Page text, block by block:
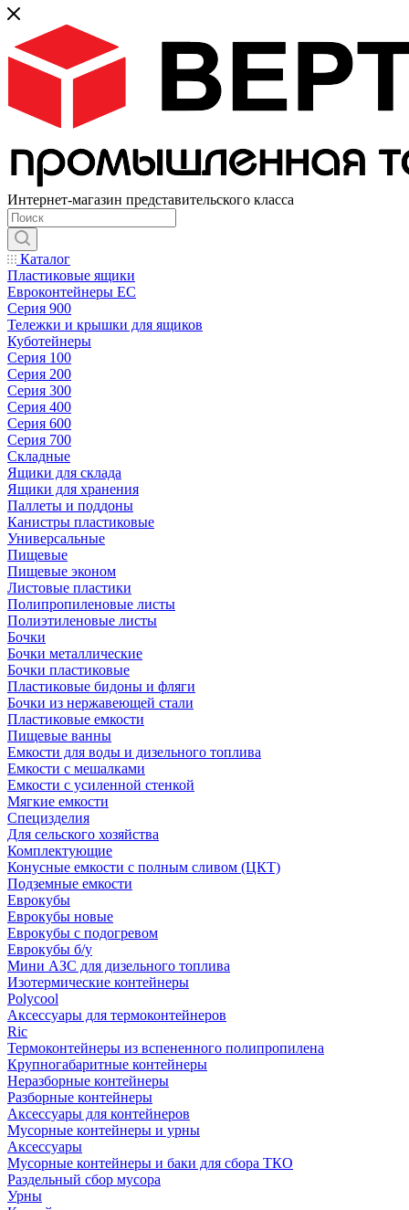
Интернет-магазин представительского класса
Каталог
Пластиковые ящики
Евроконтейнеры ЕС
Серия 900
Тележки и крышки для ящиков
Куботейнеры
Серия 100
Серия 200
Серия 300
Серия 400
Серия 600
Серия 700
Складные
Ящики для склада
Ящики для хранения
Паллеты и поддоны
Канистры пластиковые
Универсальные
Пищевые
Пищевые эконом
Листовые пластики
Полипропиленовые листы
Полиэтиленовые листы
Бочки
Бочки металлические
Бочки пластиковые
Пластиковые бидоны и фляги
Бочки из нержавеющей стали
Пластиковые емкости
Пищевые ванны
Емкости для воды и дизельного топлива
Емкости с мешалками
Емкости с усиленной стенкой
Мягкие емкости
Специзделия
Для сельского хозяйства
Комплектующие
Конусные емкости с полным сливом (ЦКТ)
Подземные емкости
Еврокубы
Еврокубы новые
Еврокубы с подогревом
Еврокубы б/у
Мини АЗС для дизельного топлива
Изотермические контейнеры
Polycool
Аксессуары для термоконтейнеров
Ric
Термоконтейнеры из вспененного полипропилена
Крупногабаритные контейнеры
Неразборные контейнеры
Разборные контейнеры
Аксессуары для контейнеров
Мусорные контейнеры и урны
Аксессуары
Мусорные контейнеры и баки для сбора ТКО
Раздельный сбор мусора
Урны